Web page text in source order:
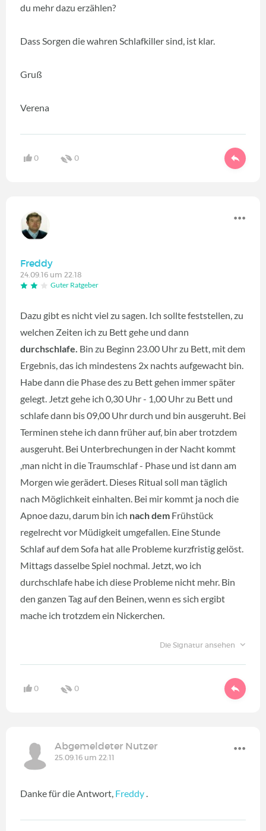
du mehr dazu erzählen?
Dass Sorgen die wahren Schlafkiller sind, ist klar.
Gruß
Verena
0 0
Freddy
24.09.16 um 22:18
Guter Ratgeber
Dazu gibt es nicht viel zu sagen. Ich sollte feststellen, zu
welchen Zeiten ich zu Bett gehe und dann
durchschlafe. Bin zu Beginn 23.00 Uhr zu Bett, mit dem
Ergebnis, das ich mindestens 2x nachts aufgewacht bin.
Habe dann die Phase des zu Bett gehen immer später
gelegt. Jetzt gehe ich 0,30 Uhr - 1,00 Uhr zu Bett und
schlafe dann bis 09,00 Uhr durch und bin ausgeruht. Bei
Terminen stehe ich dann früher auf, bin aber trotzdem
ausgeruht. Bei Unterbrechungen in der Nacht kommt
,man nicht in die Traumschlaf - Phase und ist dann am
Morgen wie gerädert. Dieses Ritual soll man täglich
nach Möglichkeit einhalten. Bei mir kommt ja noch die
Apnoe dazu, darum bin ich nach dem Frühstück
regelrecht vor Müdigkeit umgefallen. Eine Stunde
Schlaf auf dem Sofa hat alle Probleme kurzfristig gelöst.
Mittags dasselbe Spiel nochmal. Jetzt, wo ich
durchschlafe habe ich diese Probleme nicht mehr. Bin
den ganzen Tag auf den Beinen, wenn es sich ergibt
mache ich trotzdem ein Nickerchen.
Die Signatur ansehen
0 0
Abgemeldeter Nutzer
25.09.16 um 22:11
Danke für die Antwort, Freddy.